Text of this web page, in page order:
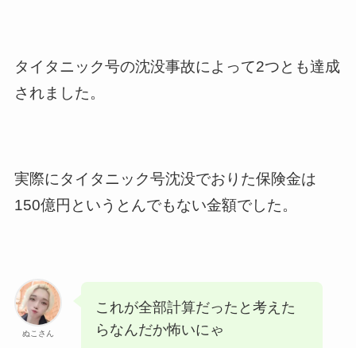
タイタニック号の沈没事故によって2つとも達成
されました。
実際にタイタニック号沈没でおりた保険金は
150億円というとんでもない金額でした。
ぬこさん
これが全部計算だったと考えた
らなんだか怖いにゃ